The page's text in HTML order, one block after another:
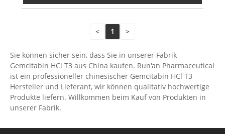
< 1 >
Sie können sicher sein, dass Sie in unserer Fabrik
Gemcitabin HCl T3 aus China kaufen. Run'an Pharmaceutical
ist ein professioneller chinesischer Gemcitabin HCl T3
Hersteller und Lieferant, wir können qualitativ hochwertige
Produkte liefern. Willkommen beim Kauf von Produkten in
unserer Fabrik.